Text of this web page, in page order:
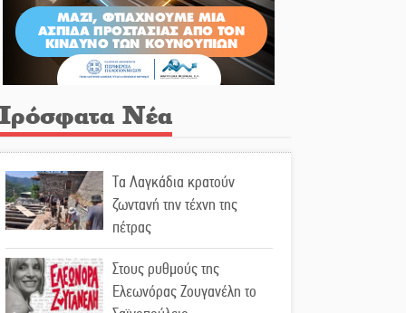
Νέα
Τα Λαγκάδια κρατούν
ζωντανή την τέχνη της
πέτρας
Στους ρυθμούς της
Ελεωνόρας Ζουγανέλη το